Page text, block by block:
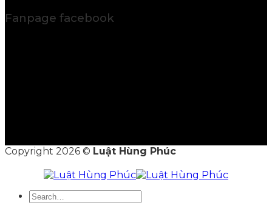
Fanpage facebook
Copyright 2026 © Luật Hùng Phúc